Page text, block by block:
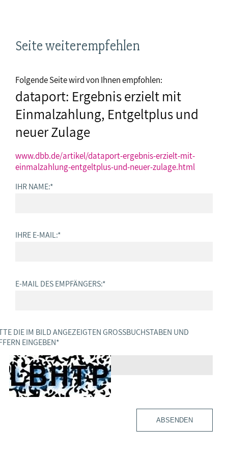
Seite weiterempfehlen
Folgende Seite wird von Ihnen empfohlen:
dataport: Ergebnis erzielt mit
Einmalzahlung, Entgeltplus und
neuer Zulage
www.dbb.de/artikel/dataport-ergebnis-erzielt-mit-
einmalzahlung-entgeltplus-und-neuer-zulage.html
IHR NAME:*
IHRE E-MAIL:*
E-MAIL DES EMPFÄNGERS:*
DIE IM BILD ANGEZEIGTEN GROSSBUCHSTABEN UND Z
EINGEBEN *
ABSENDEN